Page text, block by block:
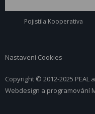
Pojistila Kooperativa
Nastavení Cookies
Copyright © 2012-2025
Webdesign a programování